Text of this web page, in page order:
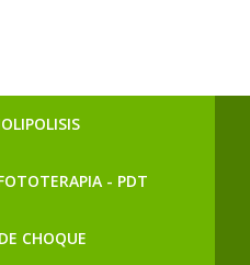
- PDT
CHOQUE